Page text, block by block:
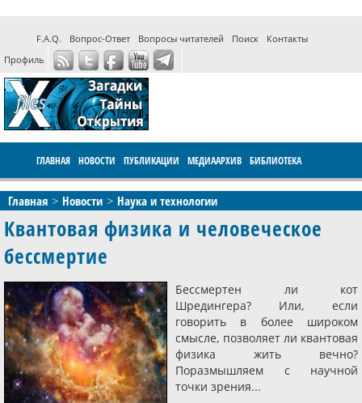
F.A.Q. Вопрос-Ответ Вопросы читателей Поиск
Контакты
Профиль
ГЛАВНАЯ НОВОСТИ ПУБЛИКАЦИИ МЕДИААРХИВ БИБЛИОТЕКА
ПРОГРАММЫ ФОРУМ LIVE
Главная Новости Наука и технологии
Квантовая физика и человеческое
бессмертие
Бессмертен ли кот
Шредингера? Или, если
говорить в более широком
смысле, позволяет ли квантовая
физика жить вечно?
Поразмышляем с научной
точки зрения...